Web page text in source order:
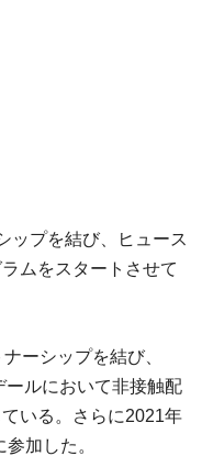
ップを結び、ヒュース
ムをスタートさせて
ーシップを結び、
ルにおいて非接触配
いる。さらに2021年
加した。